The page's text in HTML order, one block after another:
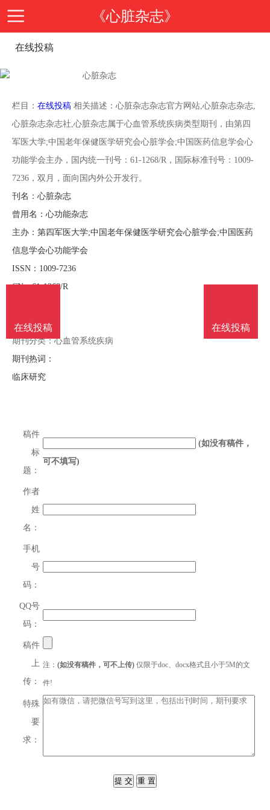
《心脏杂志》
首
刊
导
读
期
刊
介
绍
邮
在
线
稿
联
系
我
在线投稿
栏目： 在线投稿 相关描述：心脏杂志杂志官方网站,心脏杂志杂志,
心脏杂志杂志社,心脏杂志属于心血管系统疾病类型期刊，由第四
军医大学;中国老年保健医学研究会心脏学会;中国医药信息学会心
功能学会主办，国内统一刊号：61-1268/R，国际标准刊号：1009-
7236，双月，面向国内外公开发行。
刊名：心脏杂志
曾用名：心功能杂志
主办：第四军医大学;中国老年保健医学研究会心脏学会;中国医药
信息学会心功能学会
ISSN：1009-7236
CN：61-1268/R
周期：双月
期刊分类：心血管系统疾病
期刊热词：
临床研究
稿件
标
题：
(如没有稿件，
可不填写)
作者
姓
名：
手机
号
码：
QQ号
码：
稿件
上
传：
注： (如没有稿件，可不上传) 仅限于doc、docx格式且小于5M的文
件!
特殊
要
求：
在线投稿
在线投稿